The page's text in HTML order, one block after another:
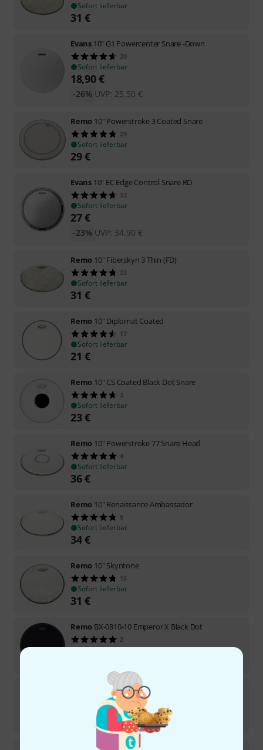
Sofort lieferbar
31 €
Evans 10" G1 Powercenter Snare -Down
20
Sofort lieferbar
18,90€
UVP: 25,50 €
-26%
Remo 10" Powerstroke 3 Coated Snare
29
Sofort lieferbar
29€
Evans 10" EC Edge Control Snare RD
32
Sofort lieferbar
27€
UVP: 34,90 €
-23%
Remo 10" Fiberskyn 3 Thin (FD)
23
Sofort lieferbar
31 €
Remo 10" Diplomat Coated
17
Sofort lieferbar
21 €
Remo 10" CS Coated Black Dot Snare
3
Sofort lieferbar
23€
Remo 10" Powerstroke 77 Snare Head
4
Sofort lieferbar
36€
Remo 10" Renaissance Ambassador
9
Sofort lieferbar
34€
Remo 10" Skyntone
15
Sofort lieferbar
31 €
Remo BX-0810-10 Emperor X Black Dot
2
Sofort lieferbar
10" Renaissance Emperor
Sofort lieferbar